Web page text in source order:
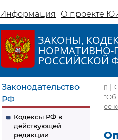
Информация О проекте
ЗАКОНЫ,
НОРМАТИВНО-
РОССИЙСКОЙ
Законодательство
РФ
Кодексы РФ в
действующей
редакции
|
"Об
ее